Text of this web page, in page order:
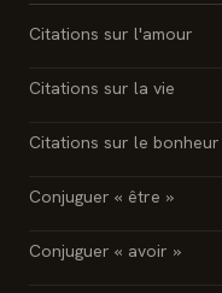
Citations sur l'amour
Citations sur la vie
Citations sur le bonheur
Conjuguer « être »
Conjuguer « avoir »